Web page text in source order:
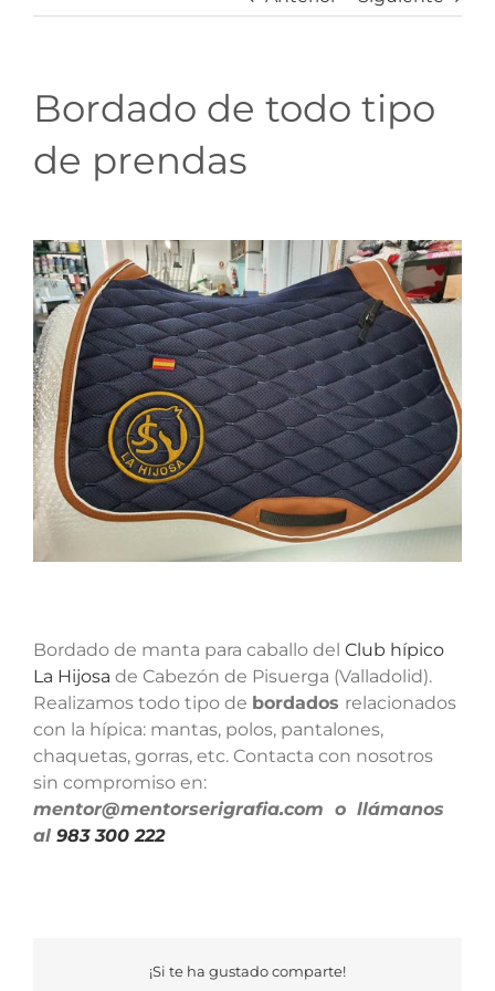
Bordado de todo tipo
de prendas
Bordado de manta para caballo del Club hípico
La Hijosa de Cabezón de Pisuerga (Valladolid).
Realizamos todo tipo de bordados relacionados
con la hípica: mantas, polos, pantalones,
chaquetas, gorras, etc. Contacta con nosotros
sin compromiso en:
mentor@mentorserigrafia.com o llámanos
al 983 300 222
¡Si te ha gustado comparte!